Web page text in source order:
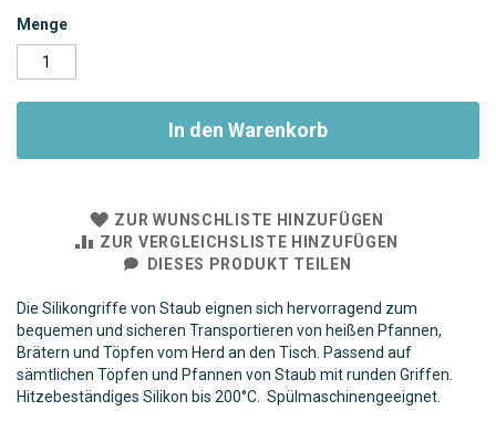
Menge
In den Warenkorb
ZUR WUNSCHLISTE HINZUFÜGEN
ZUR VERGLEICHSLISTE HINZUFÜGEN
DIESES PRODUKT TEILEN
Die Silikongriffe von Staub eignen sich hervorragend zum
bequemen und sicheren Transportieren von heißen Pfannen,
Brätern und Töpfen vom Herd an den Tisch. Passend auf
sämtlichen Töpfen und Pfannen von Staub mit runden Griffen.
Hitzebeständiges Silikon bis 200°C. Spülmaschinengeeignet.